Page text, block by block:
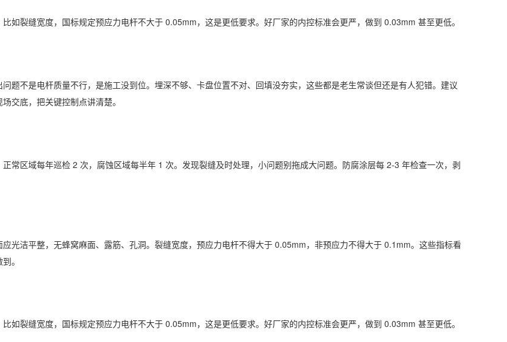
如裂缝宽度，国标规定预应力电杆不大于 0.05mm，这是更低要求。好厂家的内控标准会更严，做到 0.03mm 甚至更低。
题不是电杆质量不行，是施工没到位。埋深不够、卡盘位置不对、回填没夯实，这些都是老生常谈但还是有人犯错。建议
交底，把关键控制点讲清楚。
常区域每年巡检 2 次，腐蚀区域每半年 1 次。发现裂缝及时处理，小问题别拖成大问题。防腐涂层每 2-3 年检查一次，剥
光洁平整，无蜂窝麻面、露筋、孔洞。裂缝宽度，预应力电杆不得大于 0.05mm，非预应力不得大于 0.1mm。这些指标看
。
如裂缝宽度，国标规定预应力电杆不大于 0.05mm，这是更低要求。好厂家的内控标准会更严，做到 0.03mm 甚至更低。